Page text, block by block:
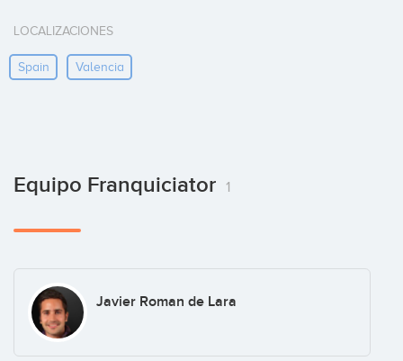
LOCALIZACIONES
Spain Valencia
Equipo Franquiciator 1
Javier Roman de Lara